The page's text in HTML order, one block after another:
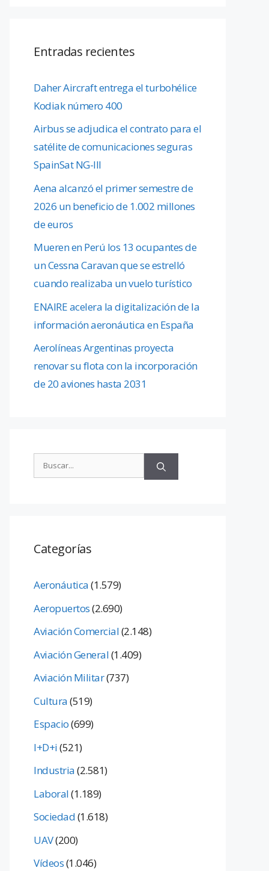
Entradas recientes
Daher Aircraft entrega el turbohélice
Kodiak número 400
Airbus se adjudica el contrato para el
satélite de comunicaciones seguras
SpainSat NG-III
Aena alcanzó el primer semestre de
2026 un beneficio de 1.002 millones
de euros
Mueren en Perú los 13 ocupantes de
un Cessna Caravan que se estrelló
cuando realizaba un vuelo turístico
ENAIRE acelera la digitalización de la
información aeronáutica en España
Aerolíneas Argentinas proyecta
renovar su flota con la incorporación
de 20 aviones hasta 2031
Categorías
Aeronáutica(1.579)
Aeropuertos(2.690)
Aviación Comercial(2.148)
Aviación General(1.409)
Aviación Militar(737)
Cultura(519)
Espacio(699)
I+D+i(521)
Industria(2.581)
Laboral(1.189)
Sociedad(1.618)
UAV(200)
Vídeos(1.046)